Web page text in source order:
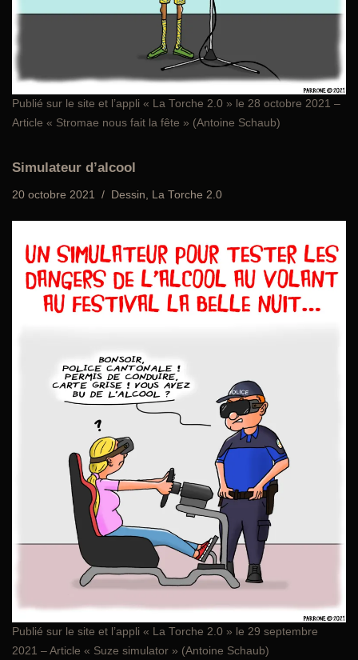
Publié sur le site et l’appli « La Torche 2.0 » le 28 octobre 2021 –
Article « Stromae nous fait la fête » (Antoine Schaub)
Simulateur d’alcool
20 octobre 2021 Dessin, La Torche 2.0
Publié sur le site et l’appli « La Torche 2.0 » le 29 septembre
2021 – Article « Suze simulator » (Antoine Schaub)